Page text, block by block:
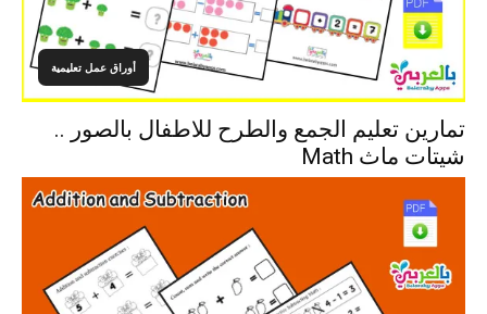
أوراق عمل تعليمية
تمارين تعليم الجمع والطرح للاطفال بالصور ..
شيتات ماث Math